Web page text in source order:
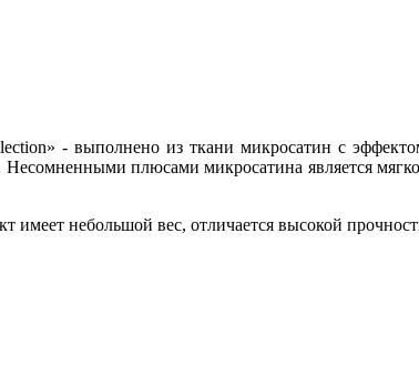
- выполнено из ткани микросатин с
плюсами микросатина является
имеет небольшой вес, отличается высокой